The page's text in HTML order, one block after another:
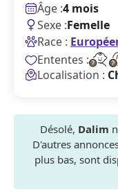
Âge :4 mois
Sexe :Femelle
Race :
Ententes :
Localisation :
Désolé, Dalim
D'autres
plus bas, sont